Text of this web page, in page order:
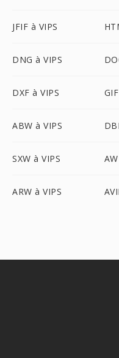
JFIF à VIPS
DNG à VIPS
DXF à VIPS
ABW à VIPS
SXW à VIPS
ARW à VIPS